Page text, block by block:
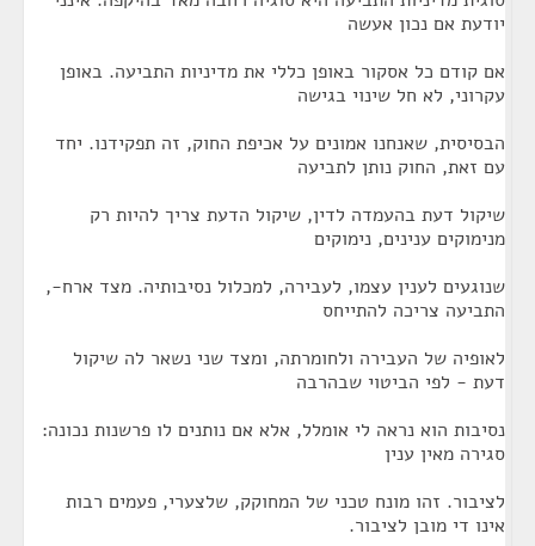
יודעת אם נכון אעשה
אם קודם כל אסקור באופן כללי את מדיניות התביעה. באופן
עקרוני, לא חל שינוי בגישה
הבסיסית, שאנחנו אמונים על אכיפת החוק, זה תפקידנו. יחד
עם זאת, החוק נותן לתביעה
שיקול דעת בהעמדה לדין, שיקול הדעת צריך להיות רק
מנימוקים ענינים, נימוקים
שנוגעים לענין עצמו, לעבירה, למכלול נסיבותיה. מצד ארח-,
התביעה צריכה להתייחס
לאופיה של העבירה ולחומרתה, ומצד שני נשאר לה שיקול
דעת - לפי הביטוי שבהרבה
נסיבות הוא נראה לי אומלל, אלא אם נותנים לו פרשנות נכונה:
סגירה מאין ענין
לציבור. זהו מונח טכני של המחוקק, שלצערי, פעמים רבות
אינו די מובן לציבור.